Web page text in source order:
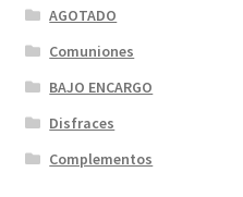
AGOTADO
Comuniones
BAJO ENCARGO
Disfraces
Complementos